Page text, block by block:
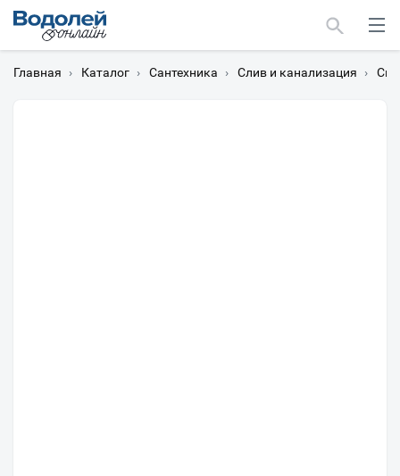
Главная › Каталог › Сантехника › Слив и канализация ›